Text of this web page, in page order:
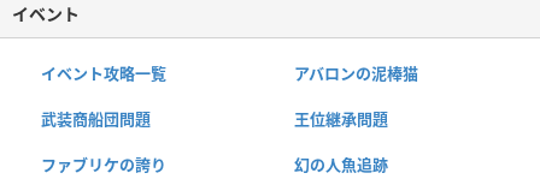
イベント
イベント攻略一覧 アバロンの泥棒猫
武装商船団問題 王位継承問題
ファブリケの誇り 幻の人魚追跡